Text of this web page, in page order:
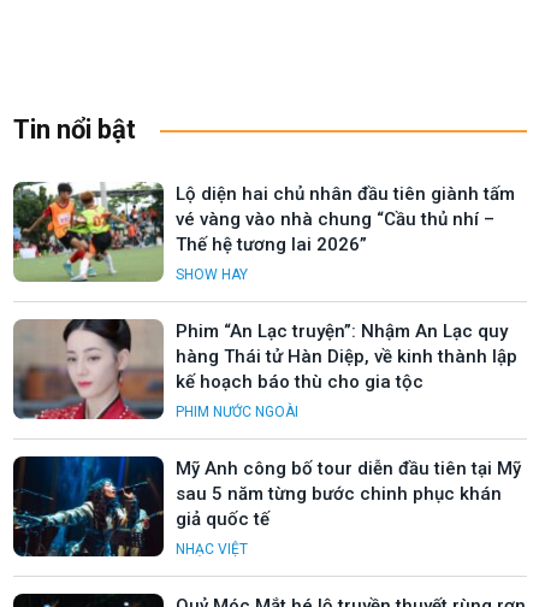
Tin nổi bật
Lộ diện hai chủ nhân đầu tiên giành tấm
vé vàng vào nhà chung “Cầu thủ nhí –
Thế hệ tương lai 2026”
SHOW HAY
Phim “An Lạc truyện”: Nhậm An Lạc quy
hàng Thái tử Hàn Diệp, về kinh thành lập
kế hoạch báo thù cho gia tộc
PHIM NƯỚC NGOÀI
Mỹ Anh công bố tour diễn đầu tiên tại Mỹ
sau 5 năm từng bước chinh phục khán
giả quốc tế
NHẠC VIỆT